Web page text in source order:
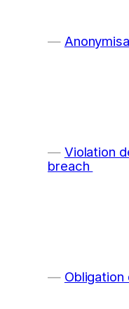
Violation
breach
Obligation